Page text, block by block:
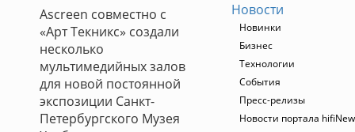
Ascreen совместно с
«Арт Текникс» создали
несколько
мультимедийных залов
для новой постоянной
экспозиции Санкт-
Петербургского Музея
Новости
Новинки
Бизнес
Технологии
События
Пресс-релизы
Новости портала